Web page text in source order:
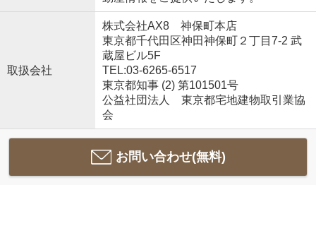
取扱会社
株式会社AX8 神保町本店
東京都千代田区神田神保町２丁目7-2 武
蔵屋ビル5F
TEL:03-6265-6517
東京都知事 (2) 第101501号
公益社団法人 東京都宅地建物取引業協
会
お問い合わせ(無料)